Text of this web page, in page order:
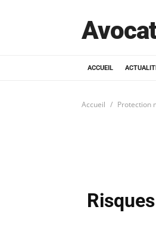
ACCUEIL
Accueil Protection